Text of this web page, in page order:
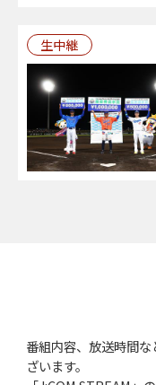
生中継
番組内容、放送時間
ざいます。